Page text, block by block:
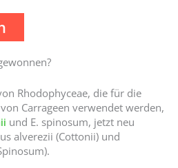
Rhodophyceae, die für die
Carrageen verwendet werden,
und E. spinosum, jetzt neu
alverezii (Cottonii) und